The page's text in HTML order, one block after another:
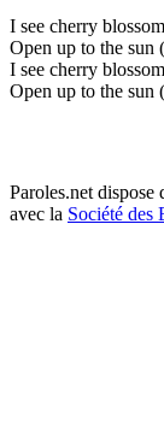
I see cherry
Open up to the sun
I see cherry
Open up to the sun
Paroles.net dispose
avec la Société des